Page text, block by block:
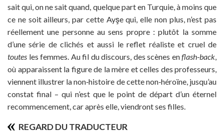
sait qui, on ne sait quand, quelque part en Turquie, à moins que
ce ne soit ailleurs, par cette Ayşe qui, elle non plus, n’est pas
réellement une personne au sens propre : plutôt la somme
d’une série de clichés et aussi le reflet réaliste et cruel de
toutes les femmes. Au fil du discours, des scènes enflash‐back,
où apparaissent la figure de la mère et celles des professeurs,
viennent illustrer la non‐histoire de cette non‐héroïne, jusqu’au
constat final – qui n’est que le point de départ d’un éternel
recommencement, car après elle, viendront ses filles.
REGARD DU TRADUCTEUR